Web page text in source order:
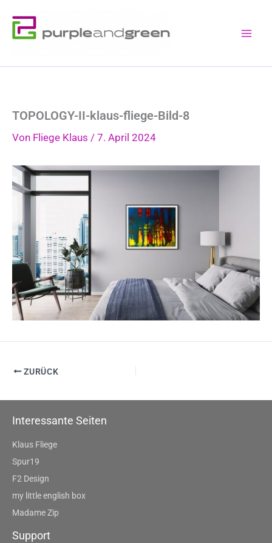
Inhalt
springen
TOPOLOGY-II-klaus-fliege-Bild-8
Von Fliege Klaus / 7. April 2024
ZURÜCK
Interessante Seiten
Klaus Fliege
Spur19
F2 Design
my little english box
Madame Zip
Support